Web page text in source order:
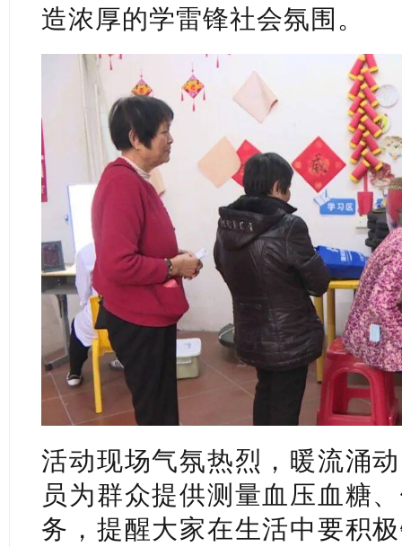
造浓厚的学雷锋社会氛围。
活动现场气氛热烈，暖流涌
员为群众提供测量血压血糖
务，提醒大家在生活中要积